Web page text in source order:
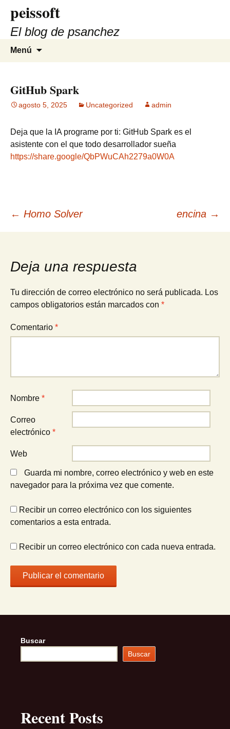
contenido
peissoft
El blog de psanchez
Menú
GitHub Spark
agosto 5, 2025 Uncategorized admin
Deja que la IA programe por ti: GitHub Spark es el
asistente con el que todo desarrollador sueña
https://share.google/QbPWuCAh2279a0W0A
Navegación
de
entradas
← Homo Solver encina →
Deja una respuesta
Tu dirección de correo electrónico no será publicada. Los
campos obligatorios están marcados con *
Comentario *
Nombre *
Correo
electrónico *
Web
Guarda mi nombre, correo electrónico y web en este
navegador para la próxima vez que comente.
Recibir un correo electrónico con los siguientes
comentarios a esta entrada.
Recibir un correo electrónico con cada nueva entrada.
Buscar
Buscar
Recent Posts